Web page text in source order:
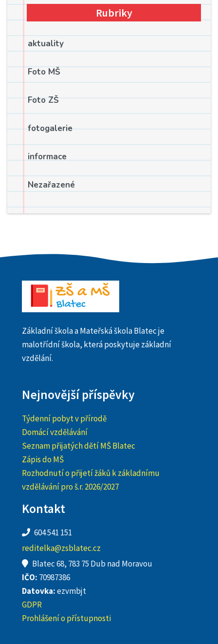
Rubriky
aktuality
Foto MŠ
Foto ZŠ
fotogalerie
informace
Nezařazené
Základní škola a Mateřská škola Blatec je
malotřídní škola, která poskytuje základní
vzdělání.
Nejnovější příspěvky
Týdenní pobyt v přírodě
Domácí vzdělávání
Seznam přijatých dětí MŠ Blatec
Zápis do MŠ
Rozhodnutí o přijetí žáků k základnímu
vzdělávání pro š.r. 2026/2027
Kontakt
604 541 151
reditelka@zsblatec.cz
Blatec 68, 783 75 Dub nad Moravou
IČO: 70987386
Datovka:ezvmbjt
GDPR
Prohlášení o přístupnosti